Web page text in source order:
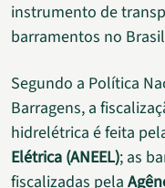
instrumento de
barramentos no
Segundo a Política
Barragens, a
hidrelétrica é feita
Elétrica (ANEEL); as
fiscalizadas pela